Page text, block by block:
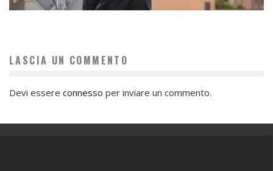
LASCIA UN COMMENTO
Devi essere connesso per inviare un commento.